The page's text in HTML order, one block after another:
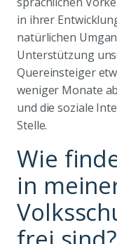
in ihrer
natürlichen
Unterstützung
Quereinsteiger
weniger Monate
und die soziale
Stelle.
Wie
in